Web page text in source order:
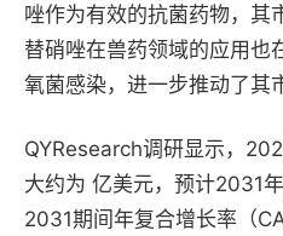
唑作为有效的抗菌药物，其
替硝唑在兽药领域的应用也
氧菌感染，进一步推动了其
QYResearch调研显示，
大约为 亿美元，预计2031
2031期间年复合增长率（